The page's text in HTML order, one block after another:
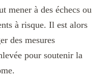
mener à des échecs ou
à risque. Il est alors
des mesures
pour soutenir la